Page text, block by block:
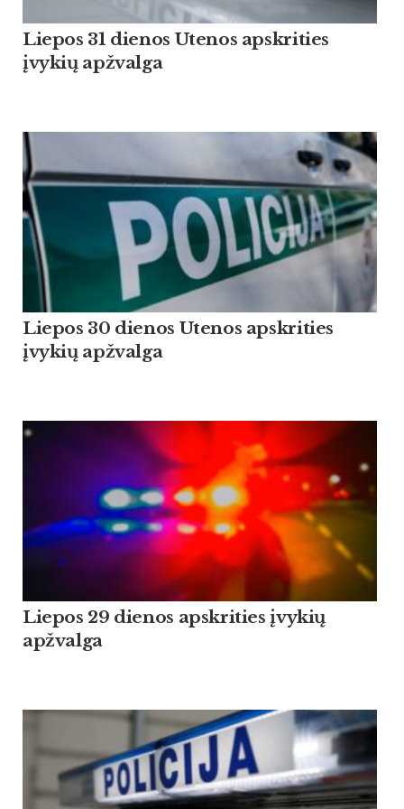
Liepos 31 dienos Utenos apskrities
įvykių apžvalga
Liepos 30 dienos Utenos apskrities
įvykių apžvalga
Liepos 29 dienos apskrities įvykių
apžvalga